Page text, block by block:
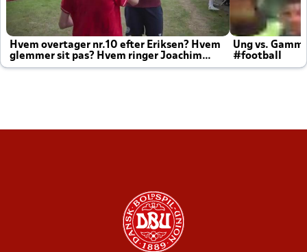
Hvem overtager nr.10 efter Eriksen? Hvem
glemmer sit pas? Hvem ringer Joachim
altid til efter kampe?
Ung vs.
#football